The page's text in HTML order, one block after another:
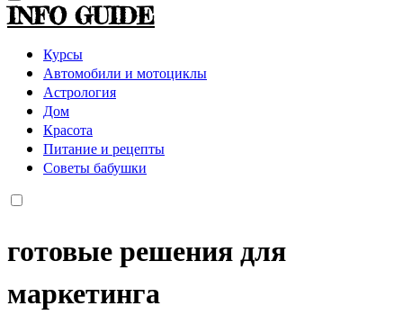
INFO GUIDE
Курсы
Автомобили и мотоциклы
Астрология
Дом
Красота
Питание и рецепты
Советы бабушки
готовые решения для
маркетинга